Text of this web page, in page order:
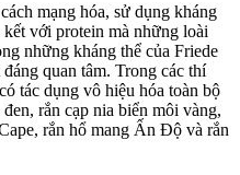
mạng hóa, sử dụng kháng
với protein mà những loài
những kháng thể của Friede
đáng quan tâm. Trong các thí
tác dụng vô hiệu hóa toàn bộ
rắn cạp nia biển môi vàng,
rắn hổ mang Ấn Độ và rắn